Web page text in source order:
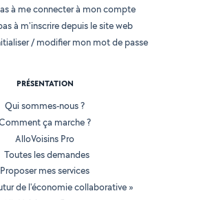
à me connecter à mon compte
à m'inscrire depuis le site web
/ modifier mon mot de passe
PRÉSENTATION
Qui sommes-nous ?
ça marche ?
AlloVoisins Pro
Toutes les demandes
Proposer mes services
de l'économie collaborative »